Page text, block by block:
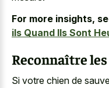
For more insights,
ils Quand Ils Sont
Reconnaître
Si votre chien de